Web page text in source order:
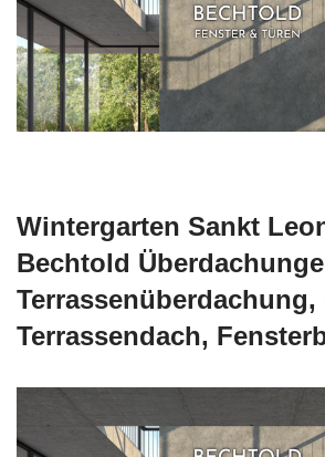
Wintergarten Sankt
Bechtold
Terrassenüberdachung,
Terrassendach,